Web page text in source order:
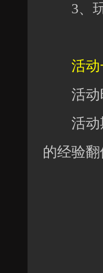
3、玩
活动
活动时
活动期
的经验